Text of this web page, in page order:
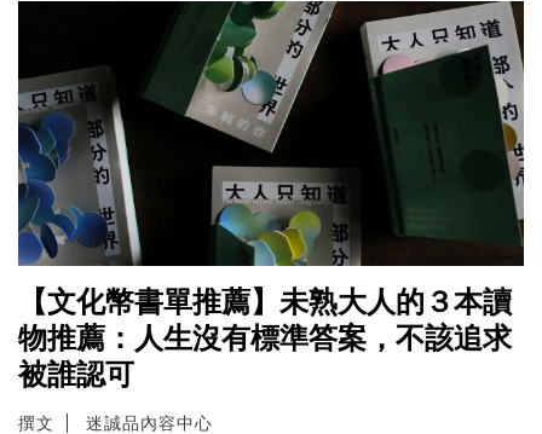
【文化幣書單推薦】未熟大人的３本讀
物推薦：人生沒有標準答案，不該追求
被誰認可
撰文 迷誠品內容中心